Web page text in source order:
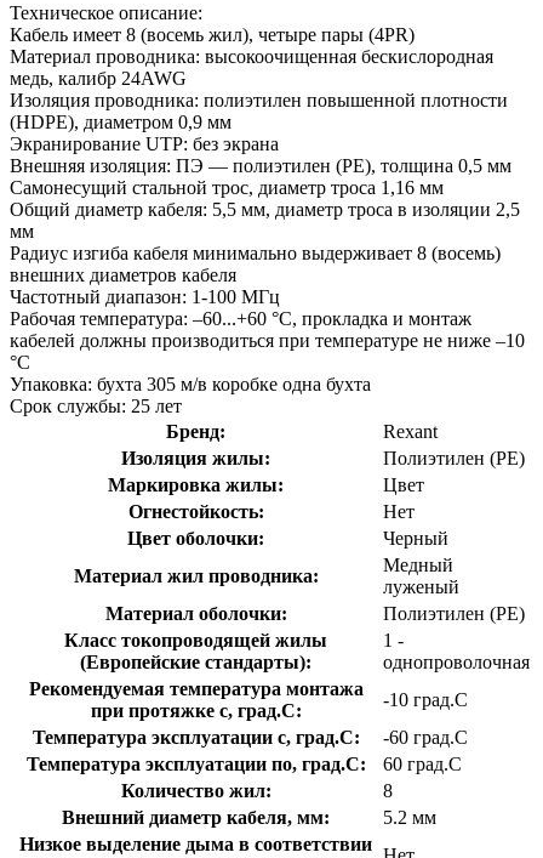
Техническое описание:
Кабель имеет 8 (восемь жил), четыре пары (4PR)
Материал проводника: высокоочищенная бескислородная
медь, калибр 24AWG
Изоляция проводника: полиэтилен повышенной плотности
(HDPE), диаметром 0,9 мм
Экранирование UTP: без экрана
Внешняя изоляция: ПЭ — полиэтилен (PE), толщина 0,5 мм
Самонесущий стальной трос, диаметр троса 1,16 мм
Общий диаметр кабеля: 5,5 мм, диаметр троса в изоляции 2,5
мм
Радиус изгиба кабеля минимально выдерживает 8 (восемь)
внешних диаметров кабеля
Частотный диапазон: 1-100 МГц
Рабочая температура: –60...+60 °C, прокладка и монтаж
кабелей должны производиться при температуре не ниже –10
°С
Упаковка: бухта 305 м/в коробке одна бухта
Срок службы: 25 лет
Бренд:
Rexant
Изоляция жилы:
Полиэтилен (PE)
Маркировка жилы:
Цвет
Огнестойкость:
Нет
Цвет оболочки:
Черный
Материал жил проводника:
Медный
луженый
Материал оболочки:
Полиэтилен (PE)
Класс токопроводящей жилы
(Европейские стандарты):
1 -
однопроволочная
Рекомендуемая температура монтажа
при протяжке с, град.C:
-10 град.C
Температура эксплуатации с, град.C:
-60 град.C
Температура эксплуатации по, град.C:
60 град.C
Количество жил:
8
Внешний диаметр кабеля, мм:
5.2 мм
Низкое выделение дыма в соответствии